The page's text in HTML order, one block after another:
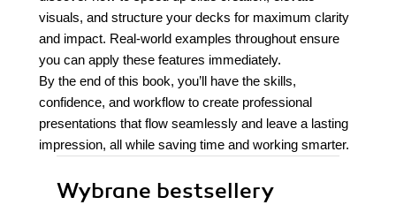
visuals, and structure your decks for maximum clarity
and impact. Real-world examples throughout ensure
you can apply these features immediately.
By the end of this book, you’ll have the skills,
confidence, and workflow to create professional
presentations that flow seamlessly and leave a lasting
impression, all while saving time and working smarter.
Wybrane bestsellery